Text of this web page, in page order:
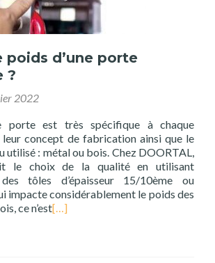
poids d’une porte
?
2022
porte est très spécifique à chaque
concept de fabrication ainsi que le
utilisé : métal ou bois. Chez DOORTAL,
le choix de la qualité en utilisant
tôles d’épaisseur 15/10ème ou
impacte considérablement le poids des
ce n’est[…]